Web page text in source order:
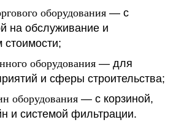
оборудования — с
на обслуживание и
стоимости;
оборудования — для
и сферы строительства;
оборудования — с корзиной,
и системой фильтрации.